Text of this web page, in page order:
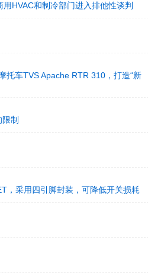
HVAC和制冷部门进入排他性谈判
托车TVS Apache RTR 310，打造“新
制
，采用四引脚封装，可降低开关损耗